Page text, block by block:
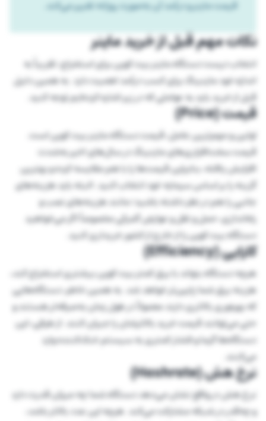
قیمت ماینر و درآمد آن به‌صورت روزانه تغییر می‌کند.
نکات مهم قبل از خرید ماینر
انتخاب درست دستگاه ماینر بیت کوین برای استخراج، تقریباً به
اندازه خود ماینینگ برای کسب درآمد اهمیت دارد. به همین دلیل
قبل از خرید باید به عواملی که در زیر اشاره کرده‌ایم توجه کنید.
قیمت (Price)
اولین و مهم‌ترین عامل، قیمت دستگاه ماینر بیت کوین است.
قیمت سخت‌افزاری‌های ماینینگ در سال‌های اخیر به‌شدت
افزایش یافته، بنابراین قیمت‌ها را با هم مقایسه کرده و بهترین
گزینه را بر اساس سرمایه خود انتخاب کنید. البته باید هزینه‌های
جانبی را هم در نظر داشته باشید؛ مانند هزینه‌های نصب و
راه‌اندازی، حمل و نقل و عوارض گمرکی مخصوصاً اگر می‌خواهید
دستگاه بیت کوین را از خارج از کشور خریداری کنید.
کارایی (Efficiency)
هرچه دستگاه بتواند با برق کمتر بیت کوین بیشتری استخراج کند،
هزینه برق شما پایین‌تر خواهد شد. به همین خاطر، دستگاه‌هایی
که بهره‌وری بالاتری دارند معمولاً در طول زمان به‌صرفه‌تر هستند و
حتی می‌توانند قیمت خرید بالاترشان را جبران کنند. از طرفی، این
دستگاه‌ها گرما و فشار کمتری به سیستم خنک‌کننده وارد
می‌کنند.
نرخ هش (Hashrate)
نرخ هش در واقع نشان می‌دهد دستگاه شما چه میزان قدرت دارد
و چه‌قدر در شبکه مشارکت می‌کند. هرچه این عدد بالاتر باشد،